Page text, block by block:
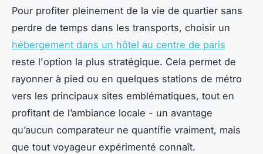
Pour profiter pleinement de la vie de quartier sans
perdre de temps dans les transports, choisir un
hébergement dans un hôtel au centre de paris
reste l'option la plus stratégique. Cela permet de
rayonner à pied ou en quelques stations de métro
vers les principaux sites emblématiques, tout en
profitant de l’ambiance locale - un avantage
qu’aucun comparateur ne quantifie vraiment, mais
que tout voyageur expérimenté connaît.